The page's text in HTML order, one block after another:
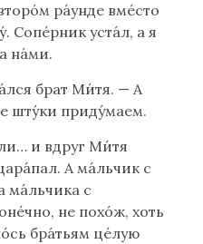
ра́унде вме́сто
Сопе́рник уста́л, а я
на́ми.
брат Ми́тя. — А
шту́ки приду́маем.
и вдруг Ми́тя
А ма́льчик с
ма́льчика с
не похо́ж, хоть
бра́тьям це́лую